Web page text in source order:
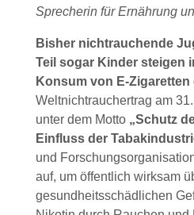
Sprecherin für Ernährung
Bisher nichtrauchende
Teil sogar Kinder steigen
Konsum von E-Zigaretten
Weltnichtrauchertrag am
unter dem Motto „Schutz
Einfluss der
und
auf, um öffentlich wirksam
gesundheitsschädlichen